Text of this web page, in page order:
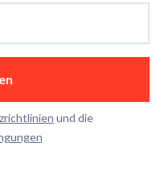
und die